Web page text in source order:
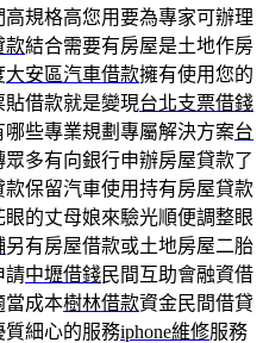
高規格高您用要為專家可辦理
款結合需要有房屋是土地作房
大安區汽車借款擁有使用您的
借款就是變現台北支票借錢
些專業規劃專屬解決方案台
多有向銀行申辦房屋貸款了
保留汽車使用持有房屋貸款
眼的丈母娘來驗光順便調整眼
另有房屋借款或土地房屋二胎
請中壢借錢民間互助會融資借
當成本樹林借款資金民間借貸
質細心的服務iphone維修服務